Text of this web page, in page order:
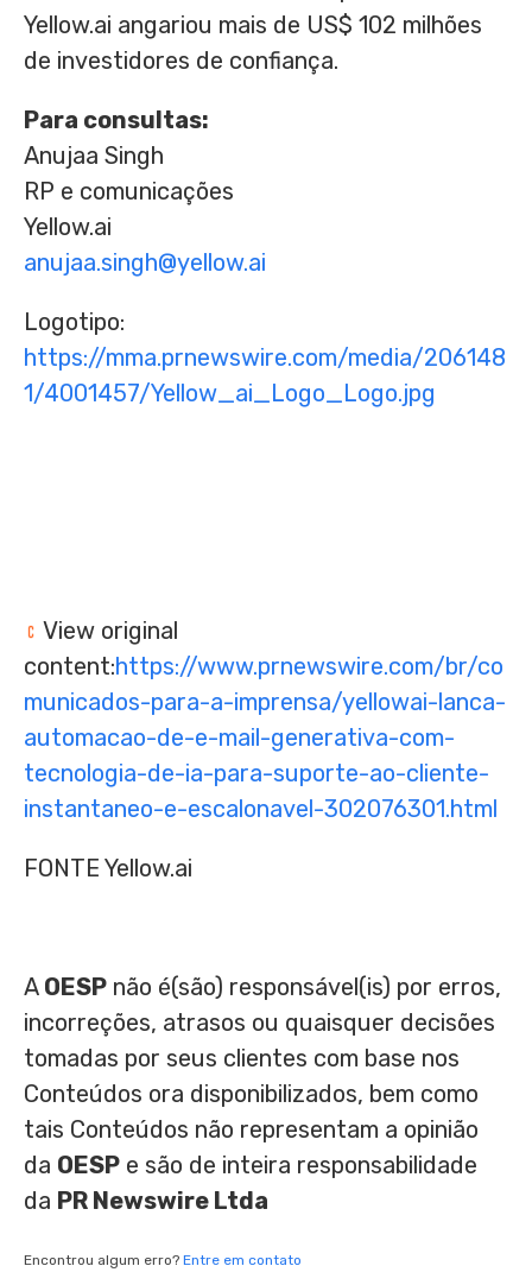
Yellow.ai angariou mais de US$ 102 milhões
de investidores de confiança.
Para consultas:
Anujaa Singh
RP e comunicações
Yellow.ai
anujaa.singh@yellow.ai
Logotipo:
https://mma.prnewswire.com/media/206148
1/4001457/Yellow_ai_Logo_Logo.jpg
View original
content:https://www.prnewswire.com/br/co
municados-para-a-imprensa/yellowai-lanca-
automacao-de-e-mail-generativa-com-
tecnologia-de-ia-para-suporte-ao-cliente-
instantaneo-e-escalonavel-302076301.html
FONTE Yellow.ai
A OESP não é(são) responsável(is) por erros,
incorreções, atrasos ou quaisquer decisões
tomadas por seus clientes com base nos
Conteúdos ora disponibilizados, bem como
tais Conteúdos não representam a opinião
da OESP e são de inteira responsabilidade
da PR Newswire Ltda
Encontrou algum erro? Entre em contato